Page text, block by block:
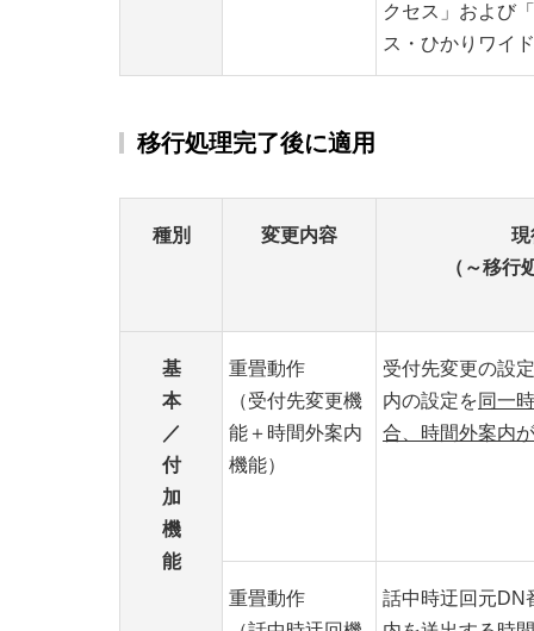
クセス」および
ス・ひかりワイ
移行処理完了後に適用
種別 変更内容
現
（～移行
基
本
／
付
加
機
能
重畳動作
（受付先変更機
能＋時間外案内
機能）
受付先変更の設
内の設定を同一
合、時間外案内
重畳動作
話中時迂回元DN